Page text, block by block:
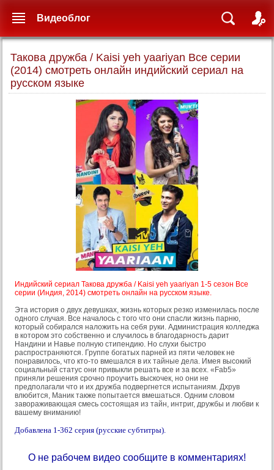
Такова дружба / Kaisi yeh yaariyan Все серии
(2014) смотреть онлайн индийский сериал на
русском языке
Индийский сериал Такова дружба / Kaisi yeh yaariyan 1-5 сезон Все
серии (Индия, 2014) смотреть онлайн на русском языке.
Эта история о двух девушках, жизнь которых резко изменилась после
одного случая. Все началось с того что они спасли жизнь парню,
который собирался наложить на себя руки. Администрация колледжа
в котором это собственно и случилось в благодарность дарит
Нандини и Навье полную стипендию. Но слухи быстро
распространяются. Группе богатых парней из пяти человек не
понравилось, что кто-то вмешался в их тайные дела. Имея высокий
социальный статус они привыкли решать все и за всех. «Fab5»
приняли решения срочно проучить выскочек, но они не
предполагали что и их дружба подвергнется испытаниям. Дхрув
влюбится, Маник также попытается вмешаться. Одним словом
завораживающая смесь состоящая из тайн, интриг, дружбы и любви к
вашему вниманию!
Добавлена 1-362 серия (русские субтитры).
О не рабочем видео сообщите в комментариях!
Видеоблог